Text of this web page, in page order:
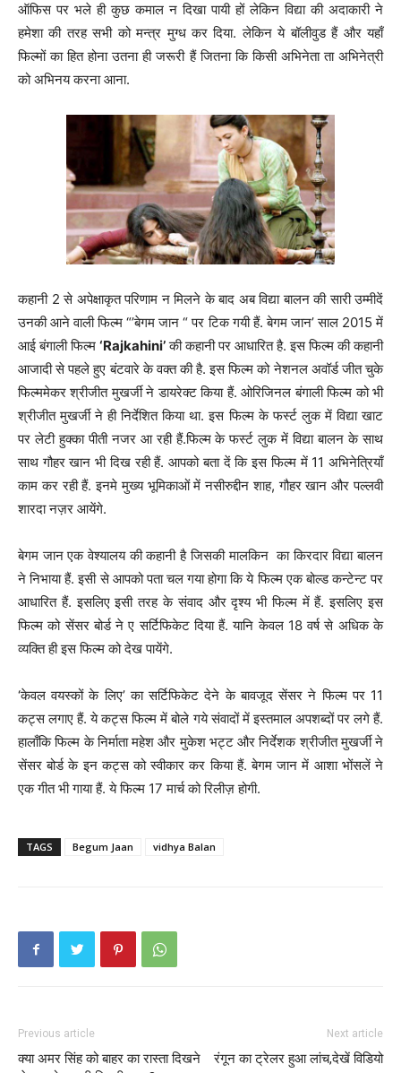
ऑफिस पर भले ही कुछ कमाल न दिखा पायी हों लेकिन विद्या की अदाकारी ने
हमेशा की तरह सभी को मन्त्र मुग्ध कर दिया. लेकिन ये बॉलीवुड हैं और यहाँ
फिल्मों का हित होना उतना ही जरूरी हैं जितना कि किसी अभिनेता ता अभिनेत्री
को अभिनय करना आना.
कहानी 2 से अपेक्षाकृत परिणाम न मिलने के बाद अब विद्या बालन की सारी उम्मीदें
उनकी आने वाली फिल्म “’बेगम जान “ पर टिक गयी हैं. बेगम जान’ साल 2015 में
आई बंगाली फिल्म ‘Rajkahini’की कहानी पर आधारित है. इस फिल्म की कहानी
आजादी से पहले हुए बंटवारे के वक्त की है. इस फिल्म को नेशनल अवॉर्ड जीत चुके
फिल्ममेकर श्रीजीत मुखर्जी ने डायरेक्ट किया हैं. ओरिजिनल बंगाली फिल्म को भी
श्रीजीत मुखर्जी ने ही निर्देशित किया था. इस फिल्म के फर्स्ट लुक में विद्या खाट
पर लेटी हुक्का पीती नजर आ रही हैं.फिल्म के फर्स्ट लुक में विद्या बालन के साथ
साथ गौहर खान भी दिख रही हैं. आपको बता दें कि इस फिल्म में 11 अभिनेत्रियाँ
काम कर रही हैं. इनमे मुख्य भूमिकाओं में नसीरुद्दीन शाह, गौहर खान और पल्लवी
शारदा नज़र आयेंगे.
बेगम जान एक वेश्यालय की कहानी है जिसकी मालकिन का किरदार विद्या बालन
ने निभाया हैं. इसी से आपको पता चल गया होगा कि ये फिल्म एक बोल्ड कन्टेन्ट पर
आधारित हैं. इसलिए इसी तरह के संवाद और दृश्य भी फिल्म में हैं. इसलिए इस
फिल्म को सेंसर बोर्ड ने ए सर्टिफिकेट दिया हैं. यानि केवल 18 वर्ष से अधिक के
व्यक्ति ही इस फिल्म को देख पायेंगे.
‘केवल वयस्कों के लिए’ का सर्टिफिकेट देने के बावजूद सेंसर ने फिल्म पर 11
कट्स लगाए हैं. ये कट्स फिल्म में बोले गये संवादों में इस्तमाल अपशब्दों पर लगे हैं.
हालाँकि फिल्म के निर्माता महेश और मुकेश भट्ट और निर्देशक श्रीजीत मुखर्जी ने
सेंसर बोर्ड के इन कट्स को स्वीकार कर किया हैं. बेगम जान में आशा भोंसलें ने
एक गीत भी गाया हैं. ये फिल्म 17 मार्च को रिलीज़ होगी.
TAGS Begum Jaan vidhya Balan
Previous article
क्या अमर सिंह को बाहर का रास्ता दिखने
Next article
रंगून का ट्रेलर हुआ लांच,देखें विडियो